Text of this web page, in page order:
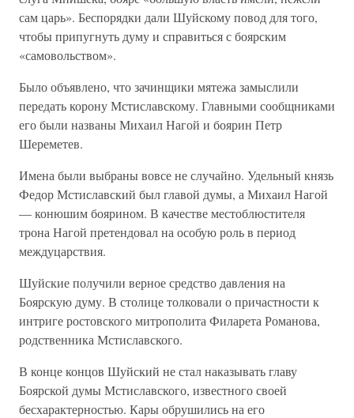
сам царь». Беспорядки дали Шуйскому повод для того,
чтобы припугнуть думу и справиться с боярским
«самовольством».
Было объявлено, что зачинщики мятежа замыслили
передать корону Мстиславскому. Главными сообщниками
его были названы Михаил Нагой и боярин Петр
Шереметев.
Имена были выбраны вовсе не случайно. Удельный князь
Федор Мстиславский был главой думы, а Михаил Нагой
— конюшим боярином. В качестве местоблюстителя
трона Нагой претендовал на особую роль в период
междуцарствия.
Шуйские получили верное средство давления на
Боярскую думу. В столице толковали о причастности к
интриге ростовского митрополита Филарета Романова,
родственника Мстиславского.
В конце концов Шуйский не стал наказывать главу
Боярской думы Мстиславского, известного своей
бесхарактерностью. Кары обрушились на его